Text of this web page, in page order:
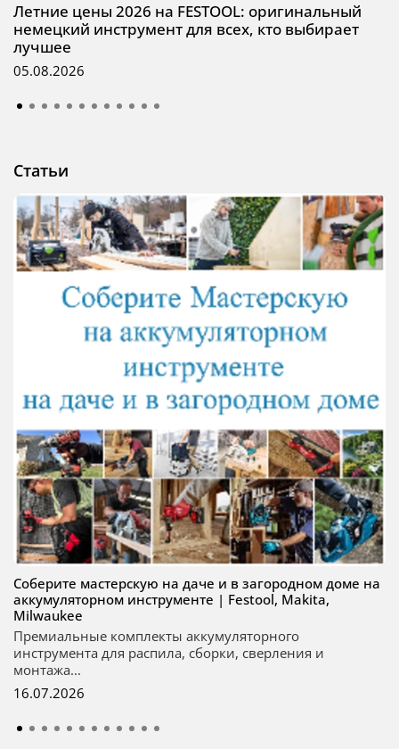
Летние цены 2026 на FESTOOL: оригинальный
немецкий инструмент для всех, кто выбирает
лучшее
05.08.2026
Статьи
Соберите мастерскую на даче и в загородном доме на
аккумуляторном инструменте | Festool, Makita,
Milwaukee
Премиальные комплекты аккумуляторного
инструмента для распила, сборки, сверления и
монтажа...
16.07.2026